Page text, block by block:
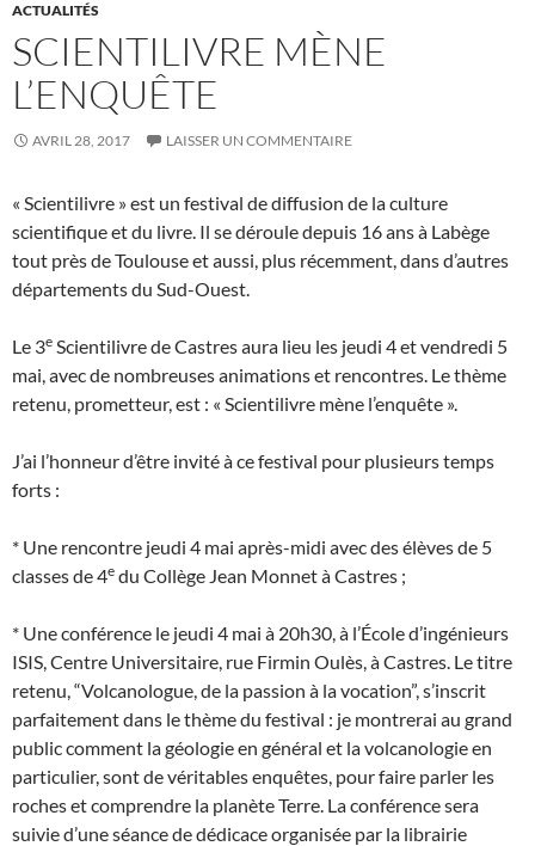
ACTUALITÉS
SCIENTILIVRE MÈNE
L’ENQUÊTE
AVRIL 28, 2017 LAISSER UN COMMENTAIRE
« Scientilivre » est un festival de diffusion de la culture
scientifique et du livre. Il se déroule depuis 16 ans à Labège
tout près de Toulouse et aussi, plus récemment, dans d’autres
départements du Sud-Ouest.
Le 3e Scientilivre de Castres aura lieu les jeudi 4 et vendredi 5
mai, avec de nombreuses animations et rencontres. Le thème
retenu, prometteur, est : « Scientilivre mène l’enquête ».
J’ai l’honneur d’être invité à ce festival pour plusieurs temps
forts :
* Une rencontre jeudi 4 mai après-midi avec des élèves de 5
classes de 4e du Collège Jean Monnet à Castres ;
* Une conférence le jeudi 4 mai à 20h30, à l’École d’ingénieurs
ISIS, Centre Universitaire, rue Firmin Oulès, à Castres. Le titre
retenu, “Volcanologue, de la passion à la vocation”, s’inscrit
parfaitement dans le thème du festival : je montrerai au grand
public comment la géologie en général et la volcanologie en
particulier, sont de véritables enquêtes, pour faire parler les
roches et comprendre la planète Terre. La conférence sera
suivie d’une séance de dédicace organisée par la librairie